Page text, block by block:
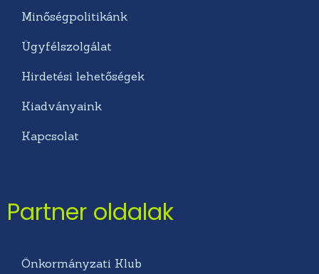
Minőségpolitikánk
Ügyfélszolgálat
Hirdetési lehetőségek
Kiadványaink
Kapcsolat
Partner oldalak
Önkormányzati Klub